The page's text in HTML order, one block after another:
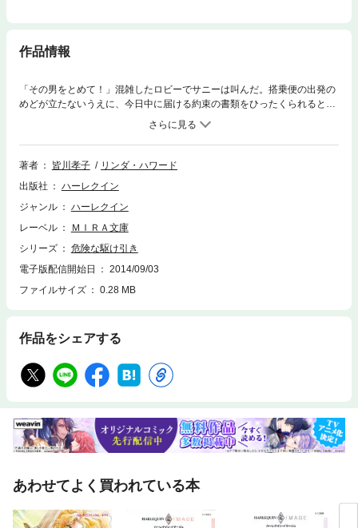
作品情報
「その男をとめて！」混雑したロビーでサニーは叫んだ。搭乗便の出発の
めどが立たないうえに、今日中に届ける約束の書類をひったくられると
は。すると前方で、長身の男が犯人を取り押さえた。その恩人との出会い
はサニーにさらなる幸運をもたらす。チャーター機のパイロットだという
彼が、目的地まで乗せてくれると言うのだ。思わずサニーはチャンスと名
乗る男の厚意に飛びついた――すべては仕組まれたシナリオどおりだとも
ンジーの物語、伝説のロマンス。
著者 皆川孝子
リンダ・ハワード
出版社
ハーレクイン
ジャンル
ハーレクイン
レーベル
ＭＩＲＡ文庫
シリーズ
危険な駆け引き
電子版配信開始日
2014/09/03
ファイルサイズ
0.28 MB
作品をシェアする
あわせてよく買われている本